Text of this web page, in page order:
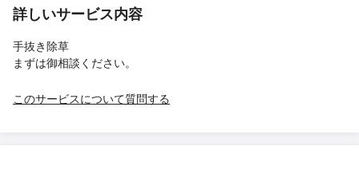
詳しいサービス内容
手抜き除草
まずは御相談ください。
このサービスについて質問する